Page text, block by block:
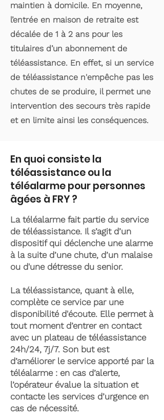
maintien à domicile. En moyenne,
l’entrée en maison de retraite est
décalée de 1 à 2 ans pour les
titulaires d’un abonnement de
téléassistance. En effet, si un service
de téléassistance n'empêche pas les
chutes de se produire, il permet une
intervention des secours très rapide
et en limite ainsi les conséquences.
En quoi consiste la
téléassistance ou la
téléalarme pour personnes
âgées à FRY ?
La téléalarme fait partie du service
de téléassistance. Il s’agit d’un
dispositif qui déclenche une alarme
à la suite d’une chute, d’un malaise
ou d'une détresse du senior.
La téléassistance, quant à elle,
complète ce service par une
disponibilité d'écoute. Elle permet à
tout moment d’entrer en contact
avec un plateau de téléassistance
24h/24, 7j/7. Son but est
d’améliorer le service apporté par la
téléalarme : en cas d’alerte,
l’opérateur évalue la situation et
contacte les services d’urgence en
cas de nécessité.